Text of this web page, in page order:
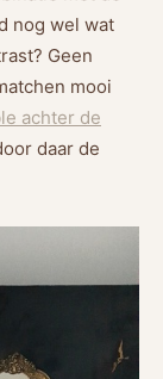
nog wel wat
Geen
mooi
achter de
daar de